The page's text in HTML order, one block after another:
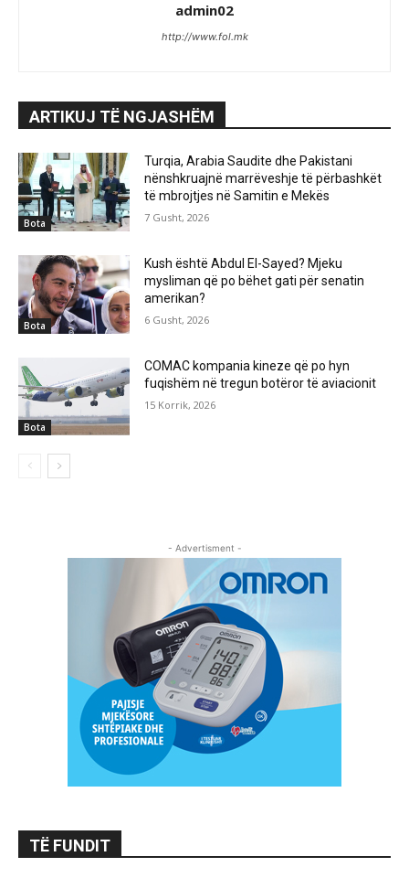
admin02
http://www.fol.mk
ARTIKUJ TË NGJASHËM
Bota
Turqia, Arabia Saudite dhe Pakistani
nënshkruajnë marrëveshje të përbashkët
të mbrojtjes në Samitin e Mekës
7 Gusht, 2026
Bota
Kush është Abdul El-Sayed? Mjeku
mysliman që po bëhet gati për senatin
amerikan?
6 Gusht, 2026
Bota
COMAC kompania kineze që po hyn
fuqishëm në tregun botëror të aviacionit
15 Korrik, 2026
- Advertisment -
TË FUNDIT